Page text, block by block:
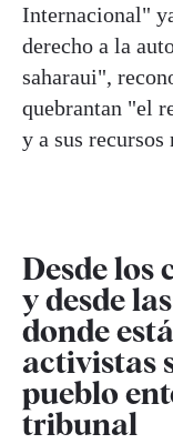
Internacional"
derecho a la
saharaui",
quebrantan "el
y a sus recursos
Desde los
y desde
donde
activistas
pueblo
tribunal